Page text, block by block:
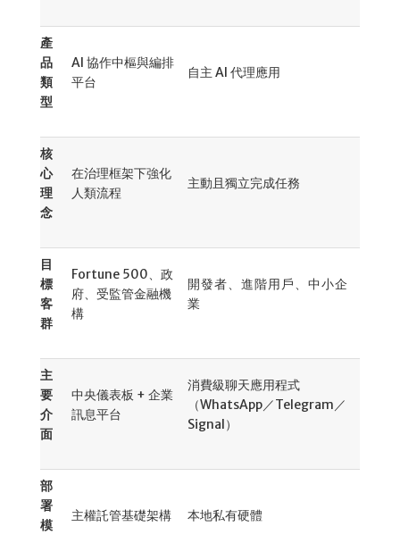
產
品
類
型
AI 協作中樞與編排
平台
自主 AI 代理應用
核
心
理
念
在治理框架下強化
人類流程
主動且獨立完成任務
目
標
客
群
Fortune 500、政
府、受監管金融機
構
開發者、進階用戶、中小企
業
主
要
介
面
中央儀表板 + 企業
訊息平台
消費級聊天應用程式
（WhatsApp／Telegram／
Signal）
部
署
模
主權託管基礎架構 本地私有硬體